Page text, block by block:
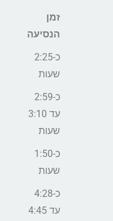
זמן
הנסיעה
כ-2:25
שעות
כ-2:59
עד 3:10
שעות
כ-1:50
שעות
כ-4:28
עד 4:45